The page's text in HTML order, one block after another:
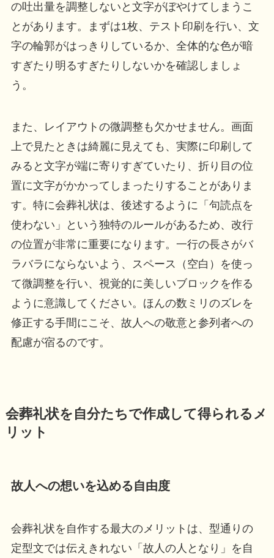
の吐出量を調整しないと文字がぼやけてしまうこ
とがあります。まずは1枚、テスト印刷を行い、文
字の輪郭がはっきりしているか、全体的な色が暗
すぎたり明るすぎたりしないかを確認しましょ
う。
また、レイアウトの微調整も欠かせません。画面
上で見たときは綺麗に見えても、実際に印刷して
みると文字が端に寄りすぎていたり、折り目の位
置に文字がかかってしまったりすることがありま
す。特に会葬礼状は、後述するように「句読点を
使わない」という独特のルールがあるため、改行
の位置が非常に重要になります。一行の長さがバ
ラバラにならないよう、スペース（空白）を使っ
て微調整を行い、視覚的に美しいブロックを作る
ように意識してください。ほんの数ミリのズレを
修正する手間にこそ、故人への敬意と参列者への
配慮が宿るのです。
会葬礼状を自分たちで作成して得られるメ
リット
故人への想いを込める自由度
会葬礼状を自作する最大のメリットは、型通りの
定型文では伝えきれない「故人の人となり」を自